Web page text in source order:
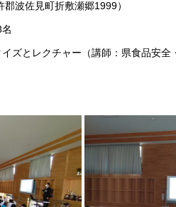
波佐見町折敷瀬郷1999）
ズとレクチャー（講師：県食品安全